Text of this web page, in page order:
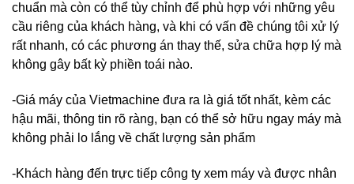
chuẩn mà còn có thể tùy chỉnh để phù hợp với những yêu
cầu riêng của khách hàng, và khi có vấn đề chúng tôi xử lý
rất nhanh, có các phương án thay thế, sửa chữa hợp lý mà
không gây bất kỳ phiền toái nào.
-Giá máy của Vietmachine đưa ra là giá tốt nhất, kèm các
hậu mãi, thông tin rõ ràng, bạn có thể sở hữu ngay máy mà
không phải lo lắng về chất lượng sản phẩm
-Khách hàng đến trực tiếp công ty xem máy và được nhân